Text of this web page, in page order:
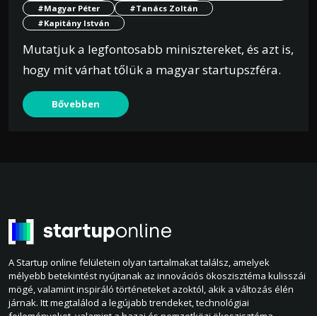
#Magyar Péter
#Tanács Zoltán
#Kapitány István
Mutatjuk a legfontosabb minisztereket, és azt is,
hogy mit várhat tőlük a magyar startupszféra.
Bővebben
A Startup online felületein olyan tartalmakat találsz, amelyek
mélyebb betekintést nyújtanak az innovációs ökoszisztéma kulisszái
mögé, valamint inspiráló történeteket azoktól, akik a változás élén
járnak. Itt megtalálod a legújabb trendeket, technológiai